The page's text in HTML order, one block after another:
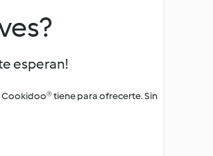
esperan!
tiene para ofrecerte. Sin